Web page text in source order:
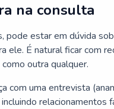
na consulta
pode estar em dúvida
ele. É natural ficar com
outra qualquer.
com uma entrevista
relacionamentos